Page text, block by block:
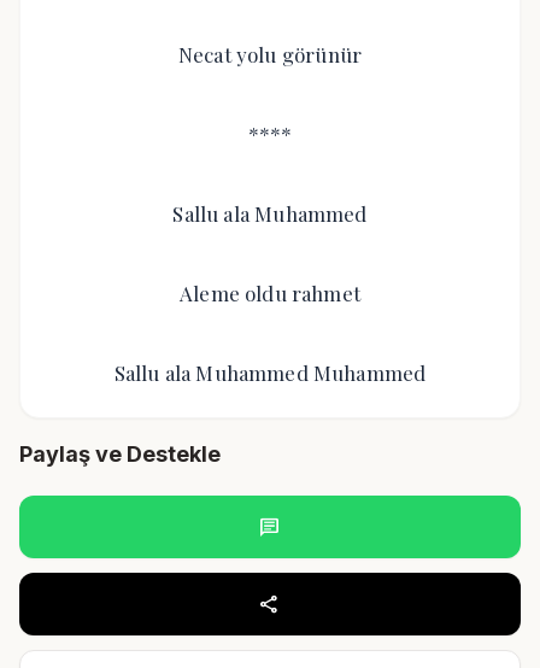
Necat yolu görünür
****
Sallu ala Muhammed
Aleme oldu rahmet
Sallu ala Muhammed Muhammed
Paylaş ve Destekle
chat
share